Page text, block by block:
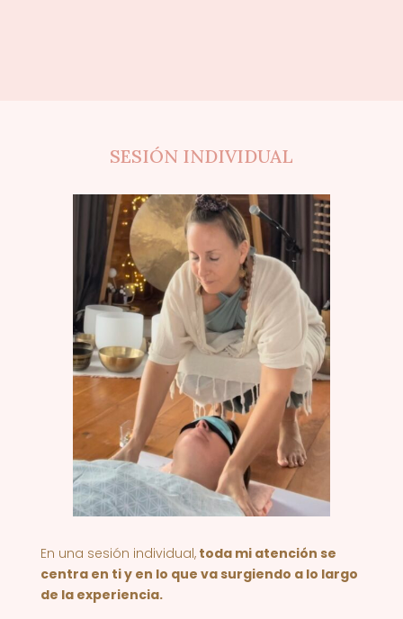
SESIÓN INDIVIDUAL
En una sesión individual, toda mi atención se
centra en ti y en lo que va surgiendo a lo largo
de la experiencia.